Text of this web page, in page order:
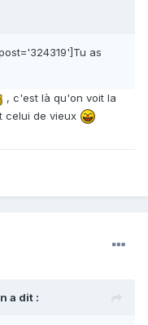
as
, c'est là qu'on voit la
celui de vieux
a dit :